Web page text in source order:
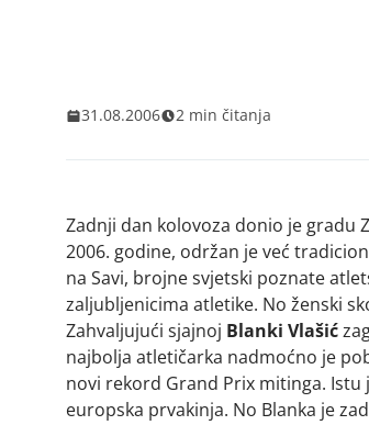
31.08.2006 2 min čitanja
Zadnji dan kolovoza donio je gradu
2006. godine, održan je već
na Savi, brojne svjetski poznate
zaljubljenicima atletike. No ženski
Zahvaljujući sjajnoj Blanki Vlašić
najbolja atletičarka nadmoćno je
novi rekord Grand Prix mitinga. Istu
europska prvakinja. No Blanka je